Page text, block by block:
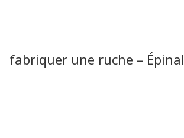
fabriquer une ruche – Épinal